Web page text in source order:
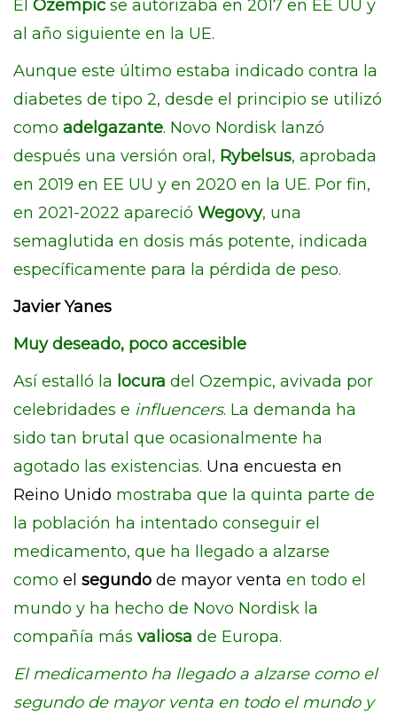
El Ozempic se autorizaba en 2017 en EE UU y
al año siguiente en la UE.
Aunque este último estaba indicado contra la
diabetes de tipo 2, desde el principio se utilizó
como adelgazante. Novo Nordisk lanzó
después una versión oral, Rybelsus, aprobada
en 2019 en EE UU y en 2020 en la UE. Por fin,
en 2021-2022 apareció Wegovy, una
semaglutida en dosis más potente, indicada
específicamente para la pérdida de peso.
Javier Yanes
Muy deseado, poco accesible
Así estalló la locura del Ozempic, avivada por
celebridades e influencers. La demanda ha
sido tan brutal que ocasionalmente ha
agotado las existencias. Una encuesta en
Reino Unido mostraba que la quinta parte de
la población ha intentado conseguir el
medicamento, que ha llegado a alzarse
como el segundo de mayor venta en todo el
mundo y ha hecho de Novo Nordisk la
compañía más valiosa de Europa.
El medicamento ha llegado a alzarse como el
segundo de mayor venta en todo el mundo y